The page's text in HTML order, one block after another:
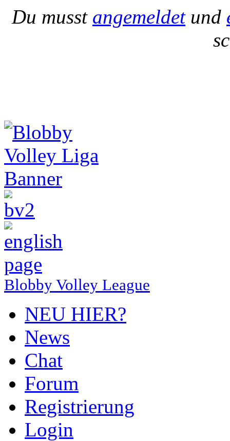
Du musst angemeldetund
Blobby Volley League
NEU HIER?
News
Chat
Forum
Registrierung
Login